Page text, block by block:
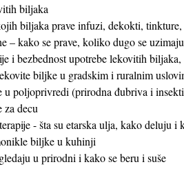
biljaka
biljaka prave infuzi, dekokti,
– kako se prave, koliko dugo se uzimaju
i bezbednost upotrebe lekovitih
biljke u gradskim i ruralnim
u poljoprivredi (prirodna đubriva i
decu
- šta su etarska ulja, kako deluju
biljke u kuhinji
u prirodni i kako se beru i suše